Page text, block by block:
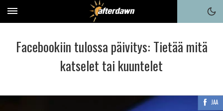
Facebookiin tulossa päivitys: Tietää mitä
katselet tai kuuntelet
JAA